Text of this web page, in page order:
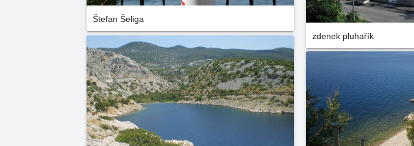
Štefan Šeliga
zdenek pluhařík